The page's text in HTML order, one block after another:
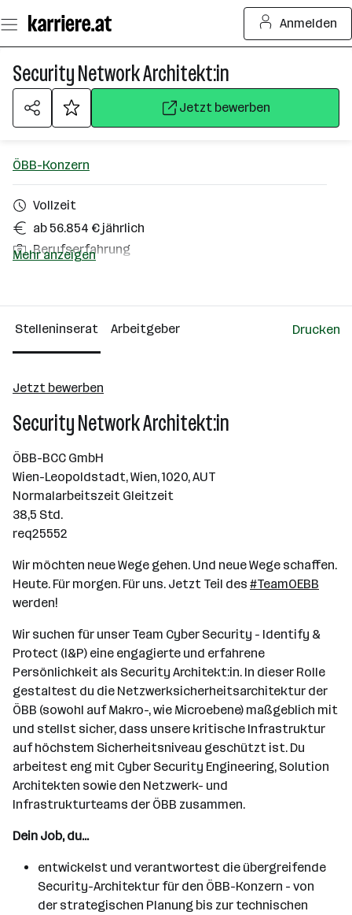
Seiteninhalt
springen
Anmelden
Security Network Architekt:in
Jetzt bewerben
ÖBB-Konzern
Vollzeit
ab 56.854 € jährlich
Berufserfahrung
Wien
Mehr anzeigen
Stelleninserat Arbeitgeber Drucken
Jetzt bewerben
Security Network Architekt:in
ÖBB-BCC GmbH
Wien-Leopoldstadt, Wien, 1020, AUT
Normalarbeitszeit Gleitzeit
38,5 Std.
req25552
Wir möchten neue Wege gehen. Und neue Wege schaffen.
Heute. Für morgen. Für uns. Jetzt Teil des #TeamOEBB
werden!
Wir suchen für unser Team Cyber Security - Identify &
Protect (I&P) eine engagierte und erfahrene
Persönlichkeit als Security Architekt:in. In dieser Rolle
gestaltest du die Netzwerksicherheitsarchitektur der
ÖBB (sowohl auf Makro-, wie Microebene) maßgeblich mit
und stellst sicher, dass unsere kritische Infrastruktur
auf höchstem Sicherheitsniveau geschützt ist. Du
arbeitest eng mit Cyber Security Engineering, Solution
Architekten sowie den Netzwerk- und
Infrastrukturteams der ÖBB zusammen.
Dein Job, du...
entwickelst und verantwortest die übergreifende
Security-Architektur für den ÖBB-Konzern - von
der strategischen Planung bis zur technischen